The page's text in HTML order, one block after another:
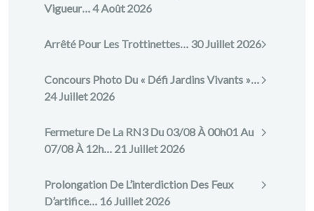
Vigueur…4 Août 2026
Arrêté Pour Les Trottinettes… 30 Juillet 2026
Concours Photo Du « Défi Jardins Vivants »…
24 Juillet 2026
Fermeture De La RN3 Du 03/08 À 00h01 Au
07/08 À 12h… 21 Juillet 2026
Prolongation De L’interdiction Des Feux
D’artifice… 16 Juillet 2026